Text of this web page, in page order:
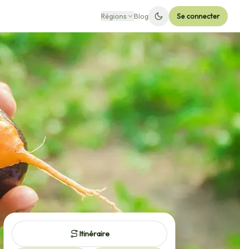
Régions Blog Se connecter
Itinéraire